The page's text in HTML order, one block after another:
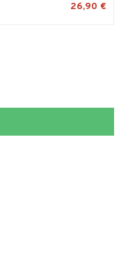
26,90 €